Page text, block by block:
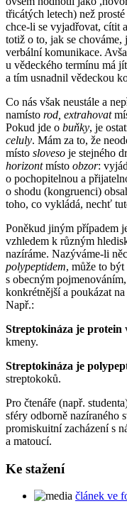
třicátých letech) než prosté
chce-li se vyjadřovat, cítit
totiž o to, jak se chováme,
verbální komunikace.
u vědeckého termínu má
a tím usnadnil vědeckou
Co nás však neustále a
namísto rod, extrahovat
Pokud jde o buňky, je
celuly. Mám za to, že
místo sloveso je stejného
horizontmísto obzor:
o pochopitelnou a
o shodu (kongruenci)
toho, co vykládá, nechť
Poněkud jiným případem
vzhledem k různým
nazíráme. Nazýváme-li
polypeptidem, může to
s obecným
konkrétnější a poukázat
Např.:
Streptokináza je protein
kmeny.
Streptokináza je
streptokoků.
Pro čtenáře (např.
sféry odborně nazíraného
promiskuitní zacházení s
a matoucí.
Ke stažení
článek ve